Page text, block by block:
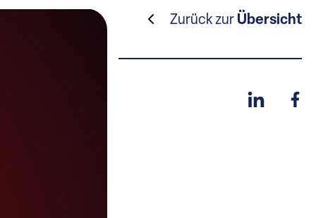
Zurück zur Übersicht